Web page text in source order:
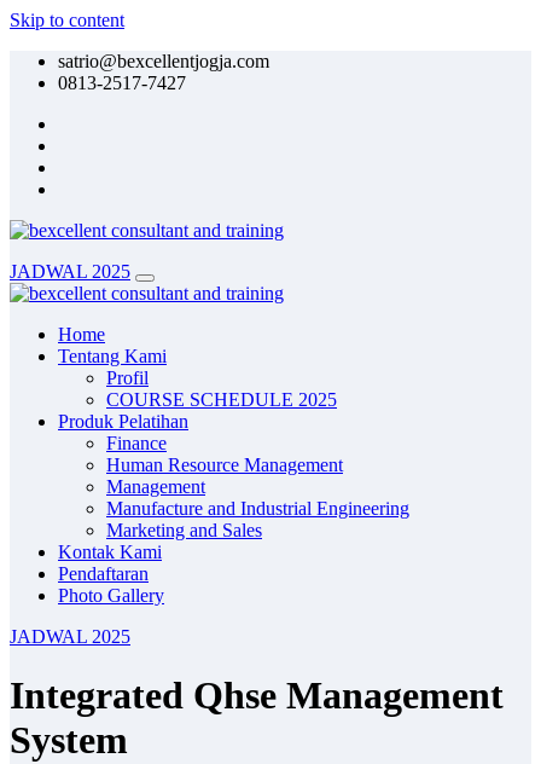
Skip to content
satrio@bexcellentjogja.com
0813-2517-7427
JADWAL 2025
Home
Tentang Kami
Profil
COURSE SCHEDULE 2025
Produk Pelatihan
Finance
Human Resource Management
Management
Manufacture and Industrial Engineering
Marketing and Sales
Kontak Kami
Pendaftaran
Photo Gallery
JADWAL 2025
Integrated Qhse Management
System